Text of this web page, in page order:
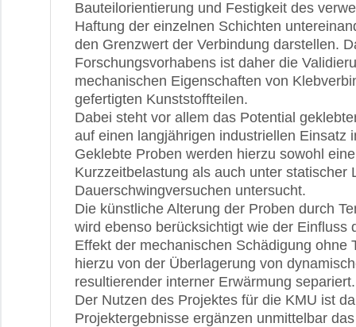
Bauteilorientierung und Festigkeit des
Haftung der einzelnen Schichten
den Grenzwert der Verbindung darstellen.
Forschungsvorhabens ist daher die
mechanischen Eigenschaften von
gefertigten Kunststoffteilen.
Dabei steht vor allem das Potential
auf einen langjährigen industriellen Einsatz
Geklebte Proben werden hierzu sowohl
Kurzzeitbelastung als auch unter statischer
Dauerschwingversuchen untersucht.
Die künstliche Alterung der Proben durch
wird ebenso berücksichtigt wie der Einfluss
Effekt der mechanischen Schädigung ohne
hierzu von der Überlagerung von
resultierender interner Erwärmung separiert.
Der Nutzen des Projektes für die KMU ist
Projektergebnisse ergänzen unmittelbar